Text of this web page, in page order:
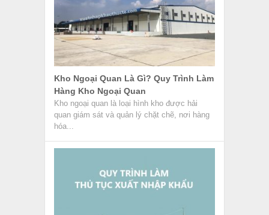
Quy Trình Làm Thủ Tục Xuất Nhập
Khẩu – Chứng Từ Kèm Theo
Thủ tục xuất nhập khẩu là hình thức giao dịch
ngoại thương giữa Việt Nam và quốc gia
khác. Trong...